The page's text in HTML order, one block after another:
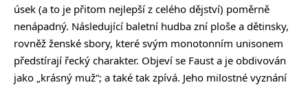
úsek (a to je přitom nejlepší z celého dějství) poměrně
nenápadný. Následující baletní hudba zní ploše a dětinsky,
rovněž ženské sbory, které svým monotonním unisonem
předstírají řecký charakter. Objeví se Faust a je obdivován
jako „krásný muž“; a také tak zpívá. Jeho milostné vyznání